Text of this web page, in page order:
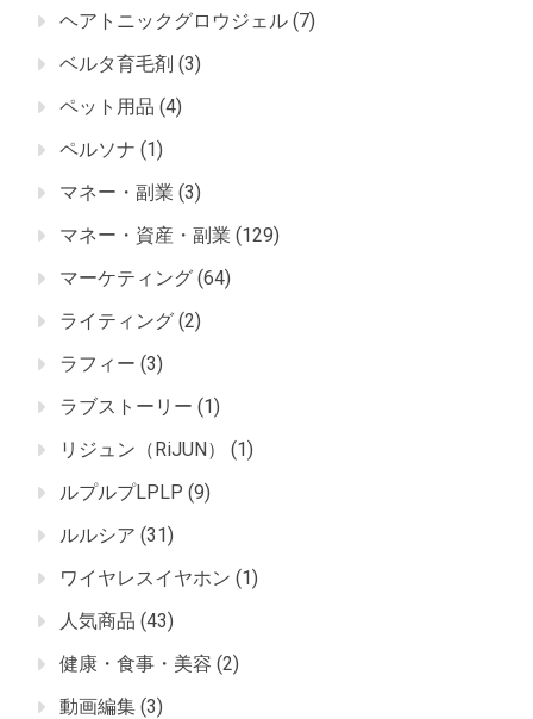
ヘアトニックグロウジェル (7)
ベルタ育毛剤 (3)
ペット用品 (4)
ペルソナ (1)
マネー・副業 (3)
マネー・資産・副業 (129)
マーケティング (64)
ライティング (2)
ラフィー (3)
ラブストーリー (1)
リジュン（RiJUN）
(1)
ルプルプLPLP (9)
ルルシア (31)
ワイヤレスイヤホン (1)
人気商品 (43)
健康・食事・美容 (2)
動画編集 (3)